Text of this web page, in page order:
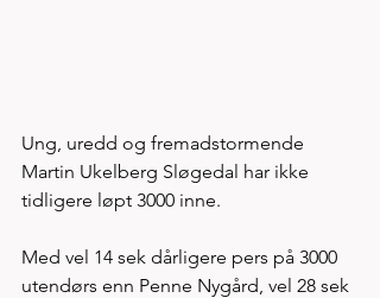
Ung, uredd og fremadstormende
Martin Ukelberg Sløgedal har ikke
tidligere løpt 3000 inne.
Med vel 14 sek dårligere pers på 3000
utendørs enn Penne Nygård, vel 28 sek